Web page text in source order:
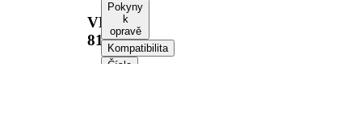
VKDL
81015
Pokyny
k
opravě
Kompatibilita
Čísla